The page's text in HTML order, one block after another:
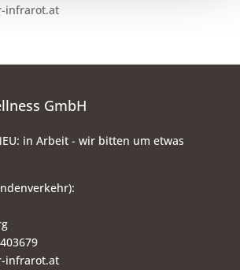
infrarot.at
GmbH
in Arbeit - wir bitten um etwas
infrarot.at